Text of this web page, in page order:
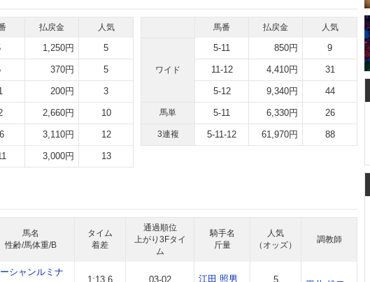
払戻金 人気
1,250円 5
370円 5
200円 3
2,660円 10
3,110円 12
3,000円 13
馬番 払戻金 人気
ワイド
5-11 850円 9
11-12 4,410円 31
5-12 9,340円 44
馬単 5-11 6,330円 26
3連複 5-11-12 61,970円 88
馬名
性齢/馬体重/B
タイム
着差
通過順位
上がり3Fタイ
ム
騎手名
斤量
人気
（オッズ）
調教師
シャンルミナ
1:13.6
03-02
江田 照男
5